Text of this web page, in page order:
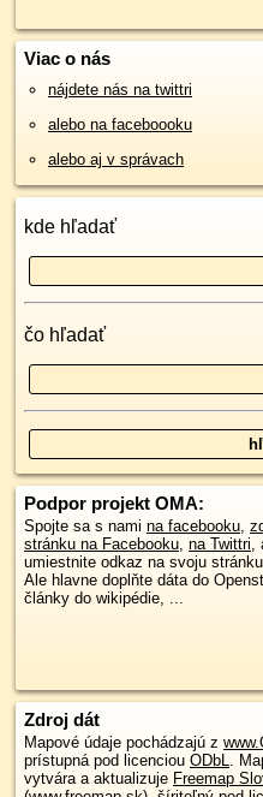
Viac o nás
nájdete nás na twittri
alebo na faceboooku
alebo aj v správach
kde hľadať
čo hľadať
Podpor projekt OMA:
Spojte sa s nami na facebooku,
stránku na Facebooku, na Twittri,
umiestnite odkaz na svoju
Ale hlavne doplňte dáta do
články do wikipédie, ...
Zdroj dát
Mapové údaje pochádzajú z
prístupná pod licenciou ODbL.
vytvára a aktualizuje Freemap